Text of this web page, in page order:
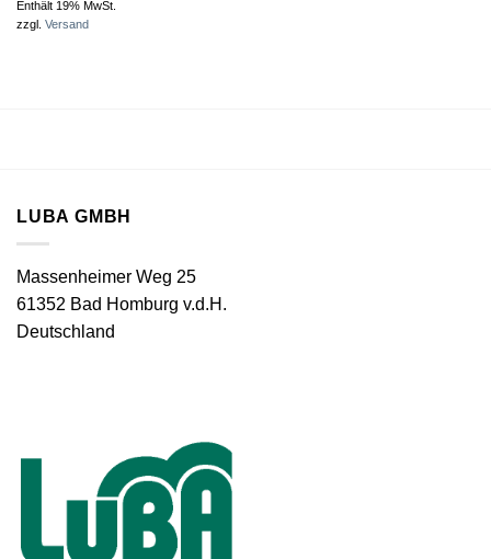
Enthält 19% MwSt.
zzgl. Versand
LUBA GMBH
Massenheimer Weg 25
61352 Bad Homburg v.d.H.
Deutschland